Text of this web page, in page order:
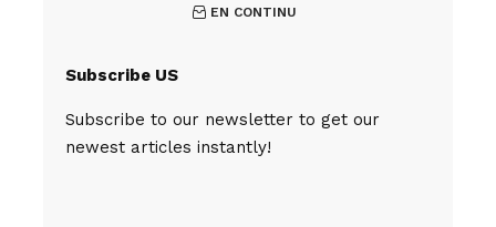
EN CONTINU
Subscribe US
Subscribe to our newsletter to get our
newest articles instantly!